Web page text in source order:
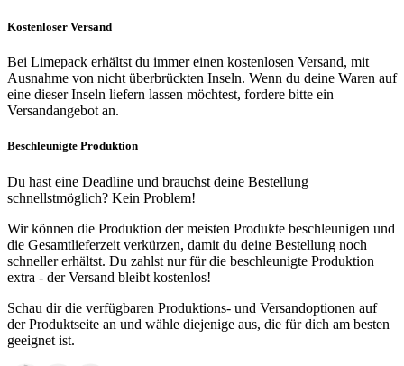
Kostenloser Versand
Bei Limepack erhältst du immer einen kostenlosen Versand, mit
Ausnahme von nicht überbrückten Inseln. Wenn du deine Waren auf
eine dieser Inseln liefern lassen möchtest, fordere bitte ein
Versandangebot an.
Beschleunigte Produktion
Du hast eine Deadline und brauchst deine Bestellung
schnellstmöglich? Kein Problem!
Wir können die Produktion der meisten Produkte beschleunigen und
die Gesamtlieferzeit verkürzen, damit du deine Bestellung noch
schneller erhältst. Du zahlst nur für die beschleunigte Produktion
extra - der Versand bleibt kostenlos!
Schau dir die verfügbaren Produktions- und Versandoptionen auf
der Produktseite an und wähle diejenige aus, die für dich am besten
geeignet ist.